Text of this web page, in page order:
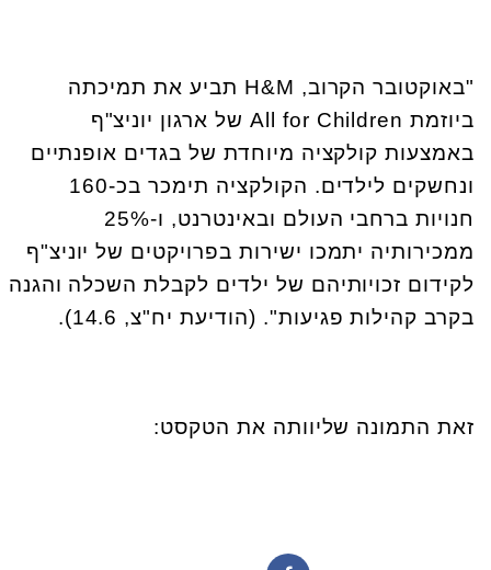
"באוקטובר הקרוב, H&M תביע את תמיכתה
ביוזמת All for Children של ארגון יוניצ"ף
באמצעות קולקציה מיוחדת של בגדים אופנתיים
ונחשקים לילדים. הקולקציה תימכר בכ-160
חנויות ברחבי העולם ובאינטרנט, ו-25%
ממכירותיה יתמכו ישירות בפרויקטים של יוניצ"ף
לקידום זכויותיהם של ילדים לקבלת השכלה והגנה
בקרב קהילות פגיעות". (הודיעת יח"צ, 14.6).
זאת התמונה שליוותה את הטקסט: